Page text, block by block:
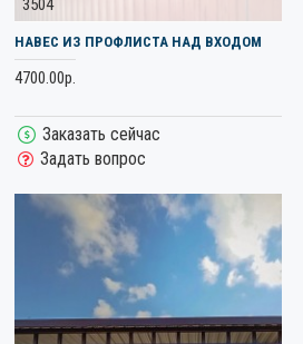
3504
НАВЕС ИЗ ПРОФЛИСТА НАД ВХОДОМ
4700.00р.
Заказать сейчас
Задать вопрос